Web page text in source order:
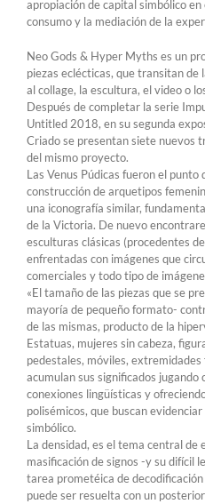
apropiación de capital simbólico
consumo y la mediación de la
Neo Gods & Hyper Myths es un
piezas eclécticas, que transitan
al collage, la escultura, el video o
Después de completar la serie
Untitled 2018, en su segunda
Criado se presentan siete nuevos
del mismo proyecto.
Las Venus Púdicas fueron el
construcción de arquetipos
una iconografía similar,
de la Victoria. De nuevo
esculturas clásicas (procedentes
enfrentadas con imágenes que
comerciales y todo tipo de
«El tamaño de las piezas que se
mayoría de pequeño formato-
de las mismas, producto de la
Estatuas, mujeres sin cabeza,
pedestales, móviles,
acumulan sus significados jugando
conexiones lingüísticas y
polisémicos, que buscan
simbólico.
La densidad, es el tema central de
masificación de signos -y su difícil
tarea prometéica de
puede ser resuelta con un